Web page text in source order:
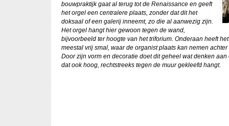
bouwpraktijk gaat al terug tot de Renaissance en geeft
het orgel een centralere plaats, zonder dat dit het
doksaal of een galerij inneemt, zo die al aanwezig zijn.
Het orgel hangt hier gewoon tegen de wand,
bijvoorbeeld ter hoogte van het triforium. Onderaan heeft
meestal vrij smal, waar de organist plaats kan nemen
Door zijn vorm en decoratie doet dit geheel wat denken
dat ook hoog, rechtstreeks tegen de muur gekleefd hangt.